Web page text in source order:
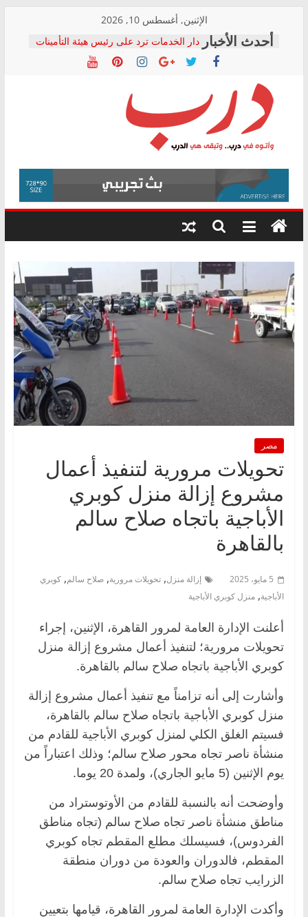
content
الإثنين, أغسطس 10, 2026
دار الخدمات ترد على رئيس هيئة التأمينات
بعد مؤتمره الصحفي: إنكار الأزمة لا ينهي
معاناة أصحاب المعاشات.. ونطالب بكشف
فرحات سليمان يكتب: القطاع الصحي إلى
أين؟
حزب التحالف الشعبي يطلق لجنة “الحق
في الصحة” بالإسكندرية لرصد الانتهاكات
ودعم المرضى
الوزاري لمدينة الصحفيين.. وانتهاء أعمال
إنشاء المبنى الإداري
المجلس القومي لحقوق الإنسان يعلن
متابعة قضية الدكتور محمد زهران.. ويؤكد:
قرينة البراءة وضمانات المحاكمة العادلة
درب
وأتوه
درب..
وتبقى
هي
مصر
تحويلات مرورية لتنفيذ أعمال
مشروع إزالة منزل كوبري
الأباجية باتجاه صلاح سالم
بالقاهرة
5 مايو، 2025 إزالة منزل, تحويلات مرورية, صلاح سالم, كوبري
الأباجية, منزل كوبري الأباجية
أعلنت الإدارة العامة لمرور القاهرة، الإثنين، إجراء
تحويلات مرورية؛ لتنفيذ أعمال مشروع إزالة منزل
كوبري الأباجية باتجاه صلاح سالم بالقاهرة.
وأشارت إلى أنه تزامناً مع تنفيذ أعمال مشروع إزالة
منزل كوبري الأباجية باتجاه صلاح سالم بالقاهرة،
فسيتم الغلق الكلي لمنزل كوبري الأباجية للقادم من
منشأة ناصر تجاه محور صلاح سالم؛ وذلك اعتباراً من
يوم الإثنين (5 مايو الجاري)، ولمدة 20 يوما.
وأوضحت أنه بالنسبة للقادم من الأوتوستراد من
مناطق منشأة ناصر تجاه صلاح سالم (تجاه مناطق
الفردوس)، فسيسلك مطلع المقطم تجاه كوبري
المقطم، فالدوران والعودة من دوران منطقة
الزرايب تجاه صلاح سالم.
وأكدت الإدارة العامة لمرور القاهرة، قيامها بتعيين